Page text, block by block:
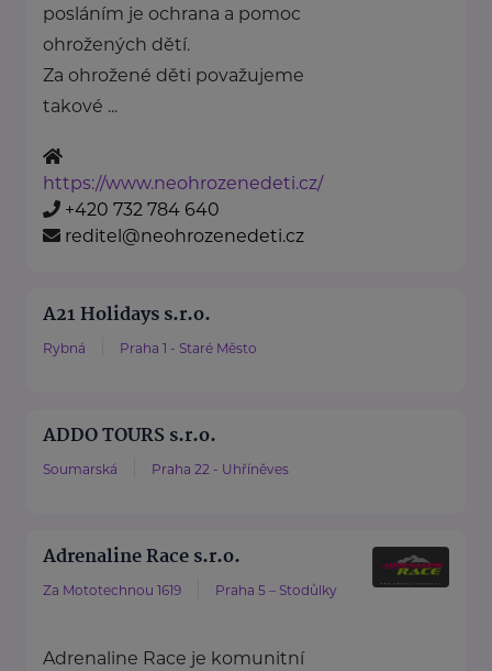
posláním je ochrana a pomoc
ohrožených dětí.
Za ohrožené děti považujeme
takové ...
https://www.neohrozenedeti.cz/
+420 732 784 640
reditel@neohrozenedeti.cz
A21 Holidays s.r.o.
Rybná Praha 1 - Staré Město
ADDO TOURS s.r.o.
Soumarská Praha 22 - Uhříněves
Adrenaline Race s.r.o.
Za Mototechnou 1619 Praha 5 – Stodůlky
Adrenaline Race je komunitní